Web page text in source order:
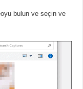
bulun ve seçin ve